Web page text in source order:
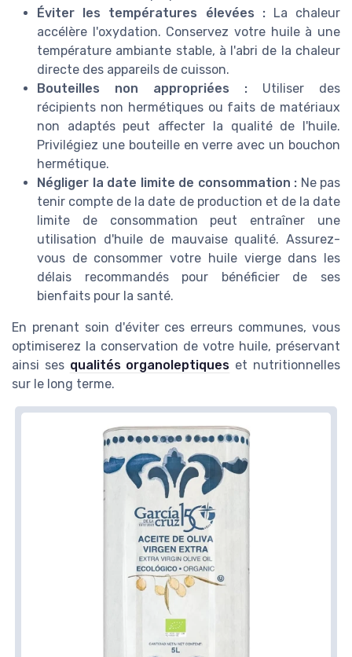
Éviter les températures élevées :La chaleur
accélère l'oxydation. Conservez votre huile à une
température ambiante stable, à l'abri de la chaleur
directe des appareils de cuisson.
Bouteilles non appropriées : Utiliser des
récipients non hermétiques ou faits de matériaux
non adaptés peut affecter la qualité de l'huile.
Privilégiez une bouteille en verre avec un bouchon
hermétique.
Négliger la date limite de consommation : Ne pas
tenir compte de la date de production et de la date
limite de consommation peut entraîner une
utilisation d'huile de mauvaise qualité. Assurez-
vous de consommer votre huile vierge dans les
délais recommandés pour bénéficier de ses
bienfaits pour la santé.
En prenant soin d'éviter ces erreurs communes, vous
optimiserez la conservation de votre huile, préservant
ainsi ses qualités organoleptiques et nutritionnelles
sur le long terme.